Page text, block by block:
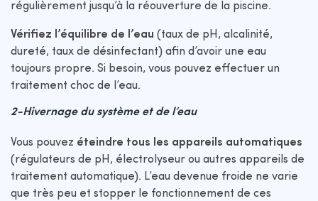
régulièrement jusqu’à la réouverture de la piscine.
Vérifiez l’équilibre de l’eau (taux de pH, alcalinité,
dureté, taux de désinfectant) afin d’avoir une eau
toujours propre. Si besoin, vous pouvez effectuer un
traitement choc de l’eau.
2-Hivernage du système et de l’eau
Vous pouvez éteindre tous les appareils automatiques
(régulateurs de pH, électrolyseur ou autres appareils de
traitement automatique). L’eau devenue froide ne varie
que très peu et stopper le fonctionnement de ces